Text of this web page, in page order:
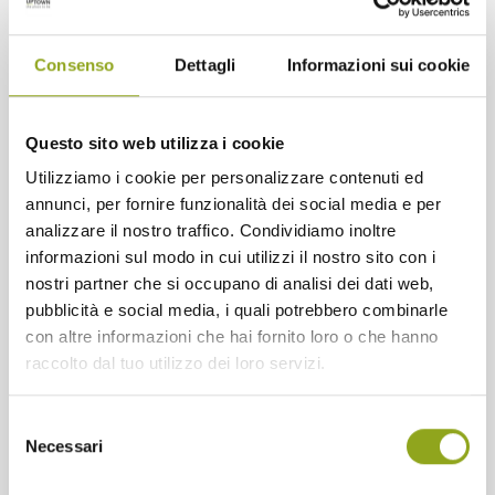
Consenso Dettagli Informazioni sui cookie
Questo sito web utilizza i cookie
Utilizziamo i cookie per personalizzare contenuti ed
annunci, per fornire funzionalità dei social media e per
analizzare il nostro traffico. Condividiamo inoltre
informazioni sul modo in cui utilizzi il nostro sito con i
nostri partner che si occupano di analisi dei dati web,
pubblicità e social media, i quali potrebbero combinarle
con altre informazioni che hai fornito loro o che hanno
raccolto dal tuo utilizzo dei loro servizi.
delNecessari
Quali sono i vantaggi del geotermico?
ambiente domestico confortevole sia d’estate che d’inverno,
ma soprattutto adottare una tecnologia all’avanguardia
rispettosa dell’ambiente e a basso impatto energetico.
Il geotermico domestico, infatti, è una soluzione fortemente
consigliata per tutti gli edifici di nuova costruzione di cui è
possibile progettare l’impianto da zero; costituisce, però, una
scelta vantaggiosa anche per gli edifici esistenti basate su
caldaie alimentate a gasolio o GPL, combustibili fossili molto
costosi ed inquinanti.
geotermico e teleriscaldato: scegliere un appartamento in
classe A significa costruire secondo leregole della bioediliziae
allo stesso tempo, salvaguardano l’ambiente. Sfruttare questa
tecnologia significa quindi fare una scelta consapevole per il
nostro pianeta, riducendo il consumo di combustibili fossili e